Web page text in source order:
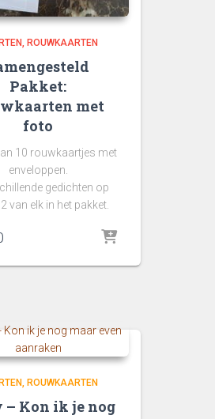
ROUWKAARTEN
Pakket:
met
foto
10 rouwkaartjes met
enveloppen.
gedichten op
van elk in het pakket.
ROUWKAARTEN
– Kon ik je nog